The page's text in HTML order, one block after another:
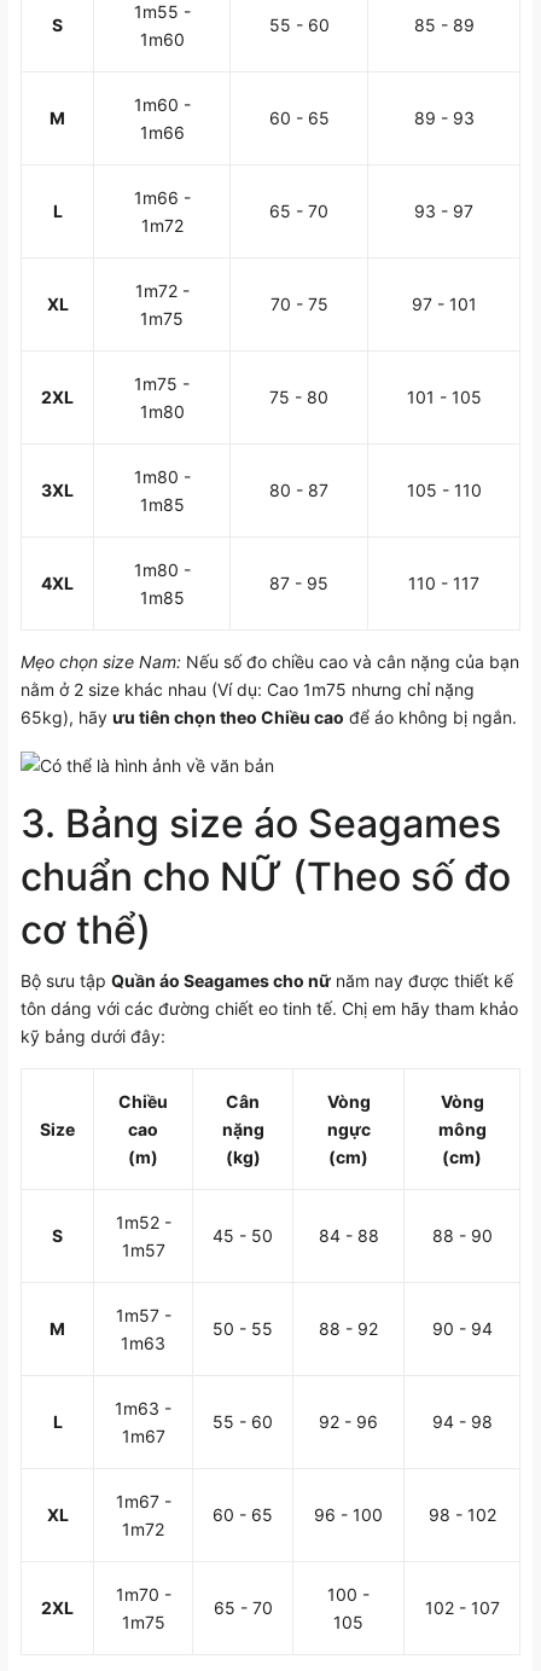
S
1m55 -
1m60
55 - 60 85 - 89
M
1m60 -
1m66
60 - 65 89 - 93
L
1m66 -
1m72
65 - 70 93 - 97
XL
1m72 -
1m75
70 - 75 97 - 101
2XL
1m75 -
1m80
75 - 80 101 - 105
3XL
1m80 -
1m85
80 - 87 105 - 110
4XL
1m80 -
1m85
87 - 95 110 - 117
Mẹo chọn size Nam: Nếu số đo chiều cao và cân nặng của bạn
nằm ở 2 size khác nhau (Ví dụ: Cao 1m75 nhưng chỉ nặng
65kg), hãy ưu tiên chọn theo Chiều cao để áo không bị ngắn.
3. Bảng size áo Seagames
chuẩn cho NỮ (Theo số đo
cơ thể)
Bộ sưu tập Quần áo Seagames cho nữ năm nay được thiết kế
tôn dáng với các đường chiết eo tinh tế. Chị em hãy tham khảo
kỹ bảng dưới đây:
Size
Chiều
cao
(m)
Cân
nặng
(kg)
Vòng
ngực
(cm)
Vòng
mông
(cm)
S
1m52 -
1m57
45 - 50 84 - 88 88 - 90
M
1m57 -
1m63
50 - 55 88 - 92 90 - 94
L
1m63 -
1m67
55 - 60 92 - 96 94 - 98
XL
1m67 -
1m72
60 - 65 96 - 100 98 - 102
2XL
1m70 -
1m75
65 - 70
100 -
105
102 - 107